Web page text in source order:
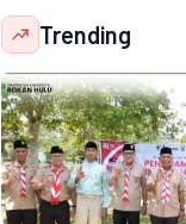
Trending